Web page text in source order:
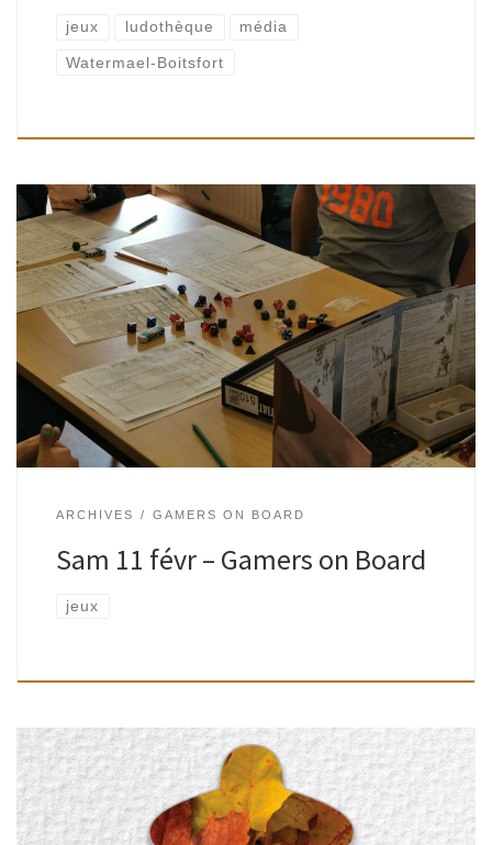
jeux ludothèque média
Watermael-Boitsfort
Marre des jeux pour enfants ? Envie de plus de défis ? Une
sélection de jeux pour les plus grands afin de (re)découvrir
le plaisir de jouer. De la collaboration […]
ARCHIVES GAMERS ON BOARD
Sam 11 févr – Gamers on Board
jeux
Une semaine pour jouer ensemble à des jeux récents, et